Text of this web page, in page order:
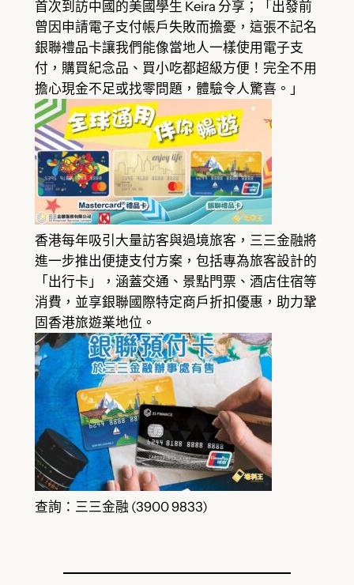
首次到訪中國的美國學生 Keira 分享；「出發前
曾因申請電子支付帳戶失敗而擔憂，這張不記名
銀聯禮品卡讓我們能像當地人一樣使用電子支
付，購買紀念品、買小吃都超級方便！完全不用
擔心現金不足或找零問題，體驗令人驚喜。」
香港每年吸引大量訪客與過境旅客，三三金融將
進一步推出便捷支付方案，包括專為旅客設計的
「出行卡」，涵蓋交通、景點門票、酒店住宿等
消費，並享銀聯國際特定商戶折扣優惠，助力鞏
固香港旅遊業地位。
查詢：三三金融 (3900 9833)